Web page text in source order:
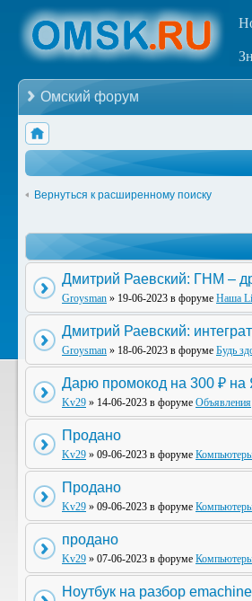
Омский форум
Вернуться к расширенному поиску
Дмитрий Раевский: ГНМ –
Groysman » 19-06-2023 в форуме Наша
Дмитрий Раевский:
Groysman » 18-06-2023 в форуме Будь
Дарю промокод на 300 ₽ на
Kv29 » 14-06-2023 в форуме Объявления
Продано
Kv29 » 09-06-2023 в форуме
Продано
Kv29 » 09-06-2023 в форуме
продано
Kv29 » 07-06-2023 в форуме
Ноутбук на разбор